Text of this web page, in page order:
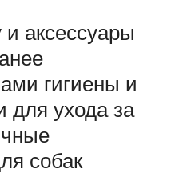
аксессуары
гигиены и
для ухода за
собак